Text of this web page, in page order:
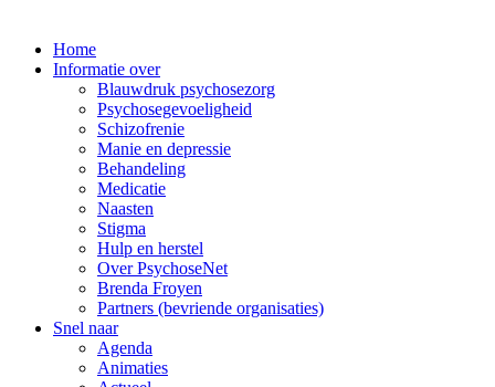
Main
Navigation
Home
Informatie over
Blauwdruk psychosezorg
Psychosegevoeligheid
Schizofrenie
Manie en depressie
Behandeling
Medicatie
Naasten
Stigma
Hulp en herstel
Over PsychoseNet
Brenda Froyen
Partners (bevriende organisaties)
Snel naar
Agenda
Animaties